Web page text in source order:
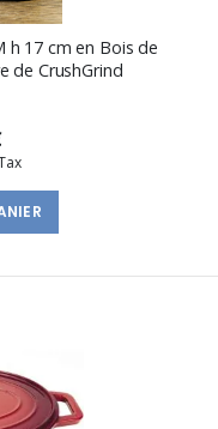
h 17 cm en Bois de
de CrushGrind